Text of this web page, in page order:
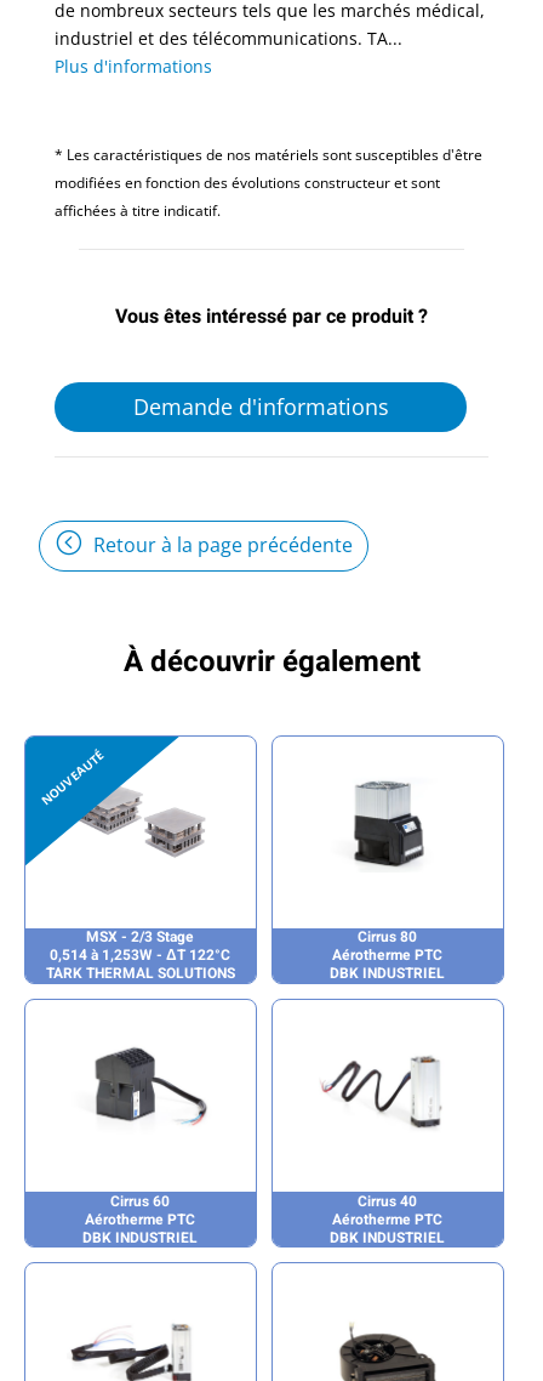
de nombreux secteurs tels que les marchés médical,
industriel et des télécommunications. TA...
Plus d'informations
* Les caractéristiques de nos matériels sont susceptibles d'être
modifiées en fonction des évolutions constructeur et sont
affichées à titre indicatif.
Vous êtes intéressé par ce produit ?
Demande d'informations
Retour à la page précédente
À découvrir également
MSX - 2/3 Stage
0,514 à 1,253W - ΔT 122°C
TARK THERMAL SOLUTIONS
Cirrus 80
Aérotherme PTC
DBK INDUSTRIEL
Cirrus 60
Aérotherme PTC
DBK INDUSTRIEL
Cirrus 40
Aérotherme PTC
DBK INDUSTRIEL